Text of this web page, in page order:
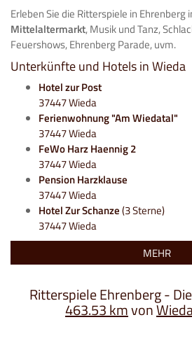
Erleben Sie die Ritterspiele in
Mittelaltermarkt, Musik und Tanz,
Feuershows, Ehrenberg Parade, uvm.
Unterkünfte und Hotels in Wieda
Hotel zur Post
37447 Wieda
Ferienwohnung "Am Wiedatal"
37447 Wieda
FeWo Harz Haennig 2
37447 Wieda
Pension Harzklause
37447 Wieda
Hotel Zur Schanze(3 Sterne)
37447 Wieda
MEHR
Ritterspiele Ehrenberg -
463.53 kmvon